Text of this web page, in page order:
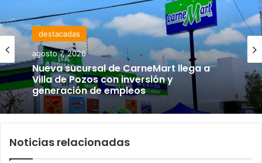
destacadas
agosto 7, 2026
Nueva sucursal de CarneMart llega a
Villa de Pozos con inversión y
generación de empleos
Noticias relacionadas